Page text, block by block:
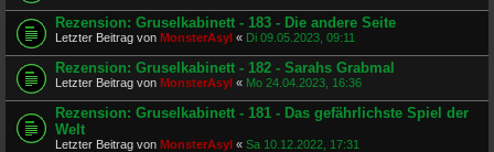
Rezension: Gruselkabinett - 183 - Die andere Seite
Letzter Beitrag von MonsterAsyl « Di 09.05.2023, 09:11
Rezension: Gruselkabinett - 182 - Sarahs Grabmal
Letzter Beitrag von MonsterAsyl « Mo 24.04.2023, 16:36
Rezension: Gruselkabinett - 181 - Das gefährlichste Spiel der
Welt
Letzter Beitrag von MonsterAsyl « Sa 10.12.2022, 17:31